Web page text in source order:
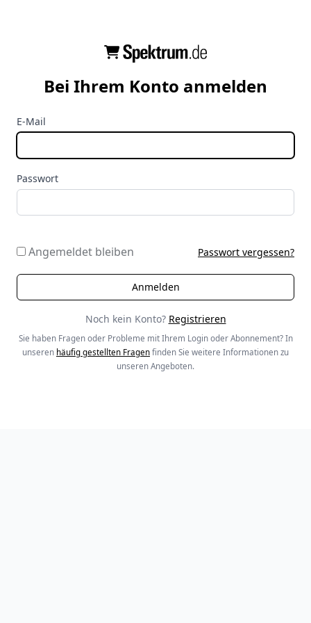
Bei Ihrem Konto anmelden
E-Mail
Passwort
Angemeldet bleiben Passwort vergessen?
Noch kein Konto? Registrieren
Sie haben Fragen oder Probleme mit Ihrem Login oder Abonnement? In
unseren häufig gestellten Fragen finden Sie weitere Informationen zu
unseren Angeboten.